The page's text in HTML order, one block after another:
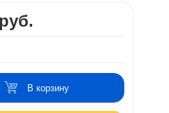
В корзину